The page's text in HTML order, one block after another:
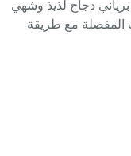
دجاج لذيذ وشهي
المفصلة مع طريقة